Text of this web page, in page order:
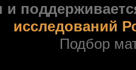
и
исследований
Подбор